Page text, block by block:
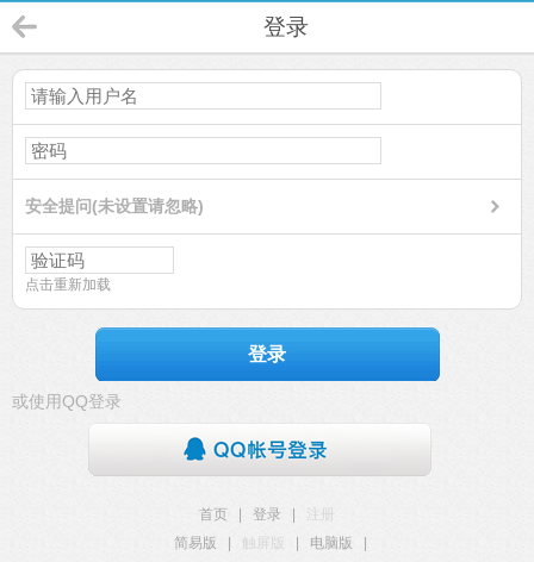
登录
安全提问(未设置请忽略)
点击重新加载
登录
或使用QQ登录
首页 登录
注册
简易版
触屏版 电脑版